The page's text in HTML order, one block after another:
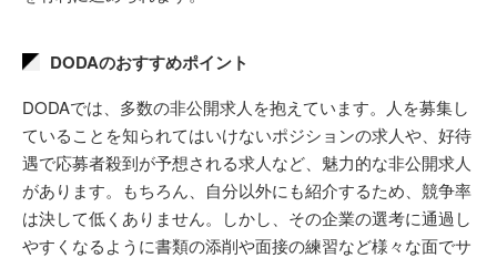
DODAのおすすめポイント
DODAでは、多数の非公開求人を抱えています。人を募集し
ていることを知られてはいけないポジションの求人や、好待
遇で応募者殺到が予想される求人など、魅力的な非公開求人
があります。もちろん、自分以外にも紹介するため、競争率
は決して低くありません。しかし、その企業の選考に通過し
やすくなるように書類の添削や面接の練習など様々な面でサ